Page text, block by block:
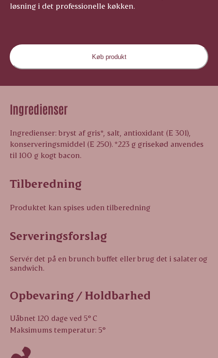
løsning i det professionelle køkken.
Køb produkt
Ingredienser
Ingredienser: bryst af gris*, salt, antioxidant (E 301),
konserveringsmiddel (E 250). *223 g grisekød anvendes
til 100 g kogt bacon.
Tilberedning
Produktet kan spises uden tilberedning
Serveringsforslag
Servér det på en brunch buffet eller brug det i salater og
sandwich.
Opbevaring / Holdbarhed
Uåbnet 120 dage ved 5° C
Maksimums temperatur: 5°